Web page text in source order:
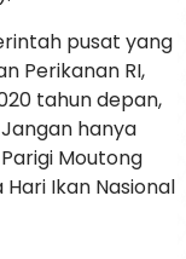
pusat yang
Perikanan RI,
tahun depan,
hanya
Moutong
Ikan Nasional